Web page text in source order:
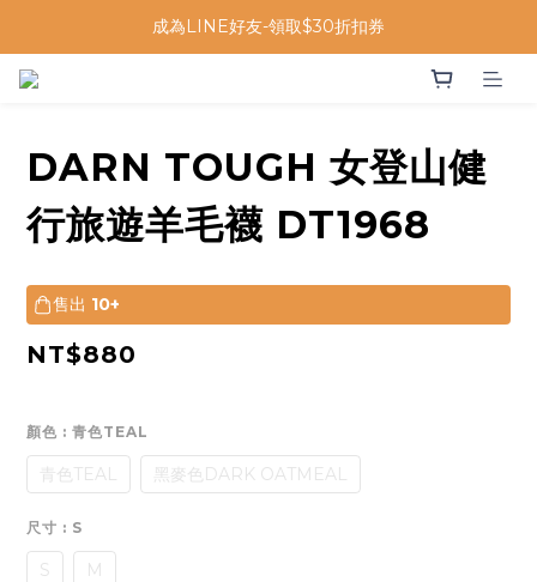
成為LINE好友-領取$30折扣券
DARN TOUGH 女登山健
行旅遊羊毛襪 DT1968
售出 10+
NT$880
顏色 : 青色TEAL
青色TEAL 黑麥色DARK OATMEAL
尺寸 : S
S M